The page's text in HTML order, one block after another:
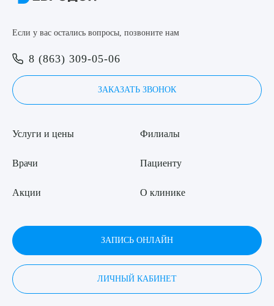
Если у вас остались вопросы, позвоните нам
8 (863) 309-05-06
ЗАКАЗАТЬ ЗВОНОК
Услуги и цены
Врачи
Акции
Филиалы
Пациенту
О клинике
ЗАПИСЬ ОНЛАЙН
ЛИЧНЫЙ КАБИНЕТ